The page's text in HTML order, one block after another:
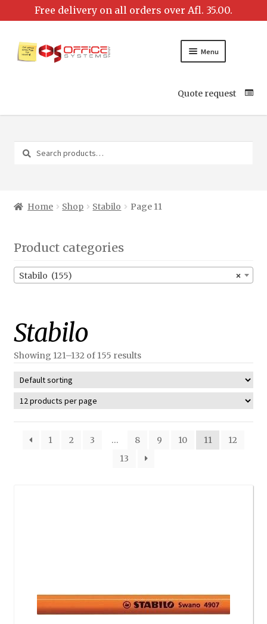
Menu
Quote request
Search
for:
Search
Home Shop Stabilo Page 11
Stabilo
Showing 121–132 of 155 results
1 2 3 … 8 9 10 11
12
13
Product categories
×
Stabilo (155)